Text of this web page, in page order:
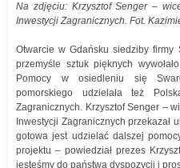
Na zdjęciu: Krzysztof Senger –
Inwestycji Zagranicznych. Fot.
Otwarcie w Gdańsku siedziby
przemyśle sztuk pięknych
Pomocy w osiedleniu się
pomorskiego udzielała też
Zagranicznych. Krzysztof Senger –
Inwestycji Zagranicznych przekazał
gotowa jest udzielać dalszej
projektu – powiedział prezes
jesteśmy do państwa dyspozycji i